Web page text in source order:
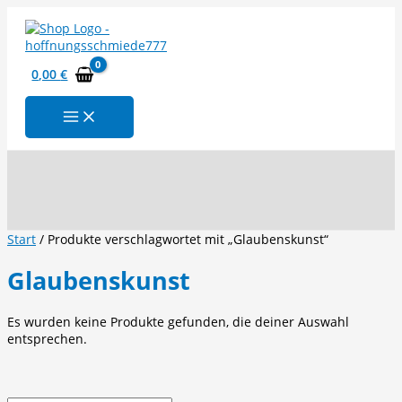
Inhalt
springen
0,00€
Start / Produkte verschlagwortet mit „Glaubenskunst“
Glaubenskunst
Es wurden keine Produkte gefunden, die deiner Auswahl
entsprechen.